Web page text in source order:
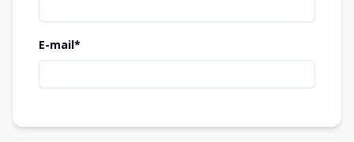
E-mail*